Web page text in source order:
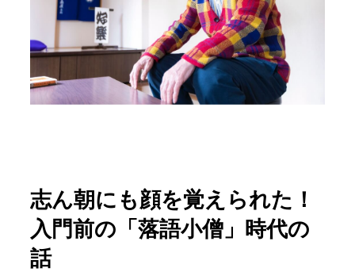
志ん朝にも顔を覚えられた！
入門前の「落語小僧」時代の
話